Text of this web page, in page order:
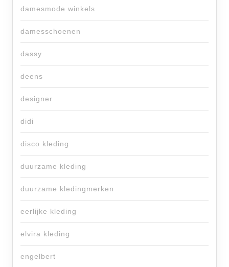
damesmode winkels
damesschoenen
dassy
deens
designer
didi
disco kleding
duurzame kleding
duurzame kledingmerken
eerlijke kleding
elvira kleding
engelbert